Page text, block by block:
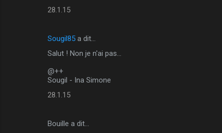
28.1.15
Sougil85 a dit…
Salut ! Non je n'ai pas...
@++
Sougil - Ina Simone
28.1.15
Bouille a dit…